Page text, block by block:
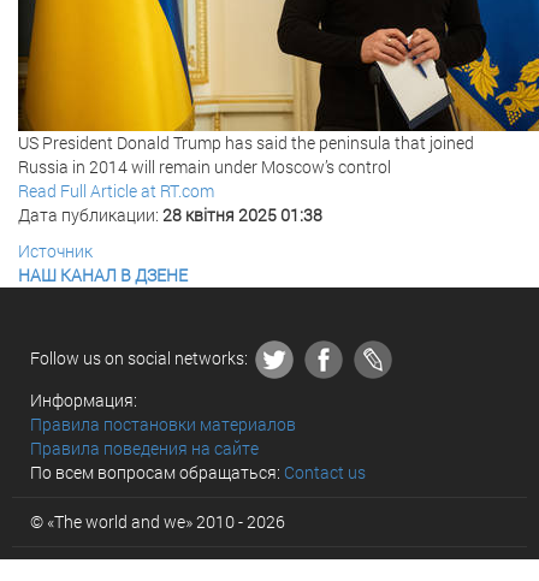
US President Donald Trump has said the peninsula that joined
Russia in 2014 will remain under Moscow’s control
Read Full Article at RT.com
Дата публикации: 28 квітня 2025 01:38
Источник
НАШ КАНАЛ В ДЗЕНЕ
Follow us on social networks:
Информация:
Правила постановки материалов
Правила поведения на сайте
По всем вопросам обращаться: Contact us
© «The world and we» 2010 - 2026